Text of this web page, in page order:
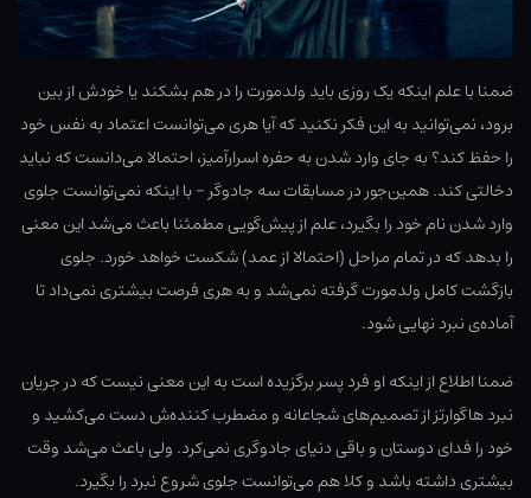
ضمنا با علم اینکه یک روزی باید ولدمورت را در هم بشکند یا خودش از بین
برود، نمی‌توانید به این فکر نکنید که آیا هری می‌توانست اعتماد به نفس خود
را حفظ کند؟ به جای وارد شدن به حفره اسرارآمیز، احتمالا می‌دانست که نباید
دخالتی کند. همین‌جور در مسابقات سه جادوگر – با اینکه نمی‌توانست جلوی
وارد شدن نام خود را بگیرد، علم از پیش‌گویی مطمئنا باعث می‌شد این معنی
را بدهد که در تمام مراحل (احتمالا از عمد) شکست خواهد خورد. جلوی
بازگشت کامل ولدمورت گرفته نمی‌شد و به هری فرصت بیشتری نمی‌داد تا
آماده‌ی نبرد نهایی شود.
ضمنا اطلاع از اینکه او فرد پسر برگزیده است به این معنی نیست که در جریان
نبرد هاگوارتز از تصمیم‌های شجاعانه و مضطرب کننده‌ش دست می‌کشید و
خود را فدای دوستان و باقی دنیای جادوگری نمی‌کرد. ولی باعث می‌شد وقت
بیشتری داشته باشد و کلا هم می‌توانست جلوی شروع نبرد را بگیرد.